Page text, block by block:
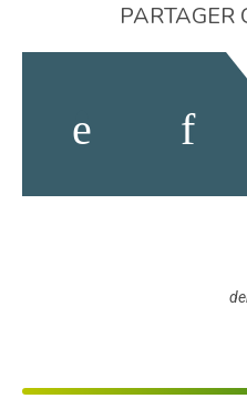
PARTAGER